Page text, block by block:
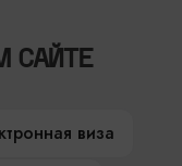
САЙТЕ
виза